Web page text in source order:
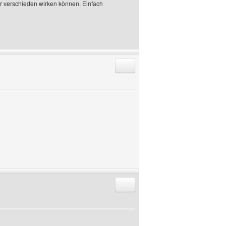
verschieden wirken können. Einfach